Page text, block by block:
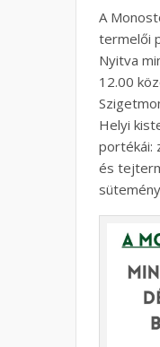
A
termelői
Nyitva
12.00
Helyi
portékái:
és